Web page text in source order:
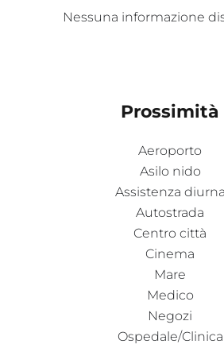
Nessuna informazione
Prossimità
Aeroporto
Asilo nido
Assistenza diurna
Autostrada
Centro città
Cinema
Mare
Medico
Negozi
Ospedale/Clinica